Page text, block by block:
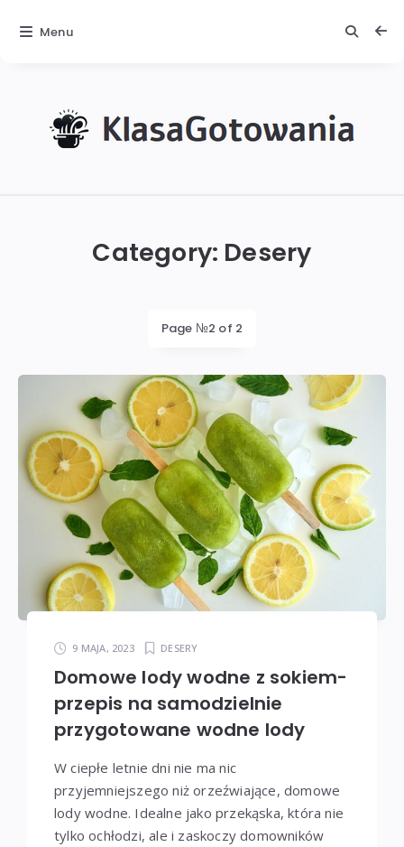
Category: Desery
Page №2 of 2
9 MAJA, 2023 DESERY
Domowe lody wodne z sokiem-
przepis na samodzielnie
przygotowane wodne lody
W ciepłe letnie dni nie ma nic
przyjemniejszego niż orzeźwiające, domowe
lody wodne. Idealne jako przekąska, która nie
tylko ochłodzi, ale i zaskoczy domowników
Menu